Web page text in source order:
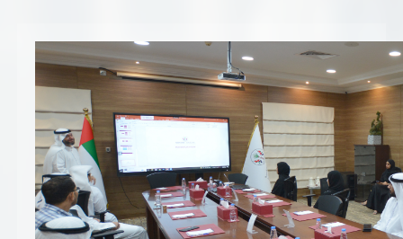
الأسئلة الشائعة
سياسة النظام الإداري المتكامل
جوائز و شهادات
الميثاق
سياسة أمن المعلومات
Vendor Portal - منصة الشركات